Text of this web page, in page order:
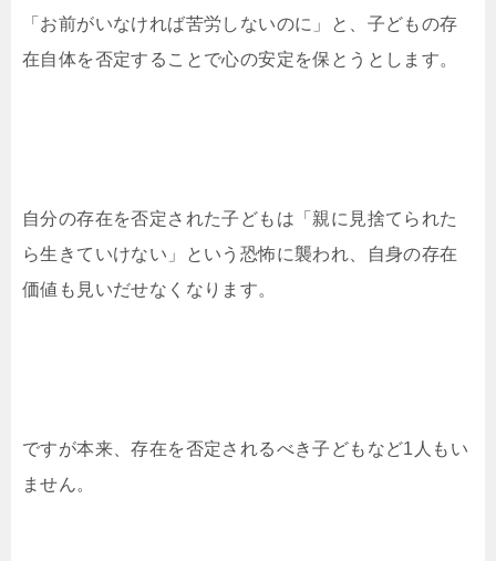
「お前がいなければ苦労しないのに」と、子どもの存
在自体を否定することで心の安定を保とうとします。
自分の存在を否定された子どもは「親に見捨てられた
ら生きていけない」という恐怖に襲われ、自身の存在
価値も見いだせなくなります。
ですが本来、存在を否定されるべき子どもなど1人もい
ません。